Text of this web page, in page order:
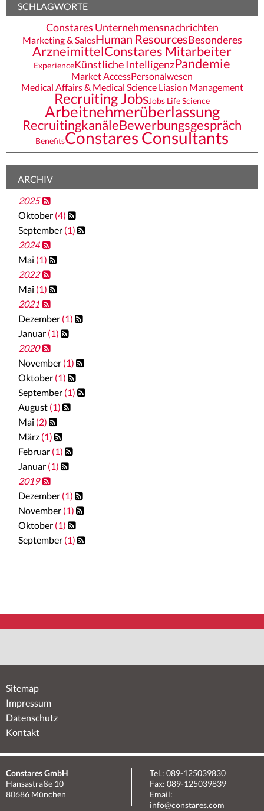
SCHLAGWORTE
Constares Unternehmensnachrichten
Marketing & SalesHuman ResourcesBesonderes
ArzneimittelConstares Mitarbeiter
ExperienceKünstliche IntelligenzPandemie
Market AccessPersonalwesen
Medical Affairs & Medical Science Liasion Management
Recruiting JobsJobs Life Science
Arbeitnehmerüberlassung
RecruitingkanäleBewerbungsgespräch
BenefitsConstares Consultants
ARCHIV
2025
Oktober (4)
September (1)
2024
Mai (1)
2022
Mai (1)
2021
Dezember (1)
Januar (1)
2020
November (1)
Oktober (1)
September (1)
August (1)
Mai (2)
März (1)
Februar (1)
Januar (1)
2019
Dezember (1)
November (1)
Oktober (1)
September (1)
Sitemap
Impressum
Datenschutz
Kontakt
Constares GmbH
Hansastraße 10
80686 München
Tel.: 089-125039830
Fax: 089-125039839
Email:
info@constares.com